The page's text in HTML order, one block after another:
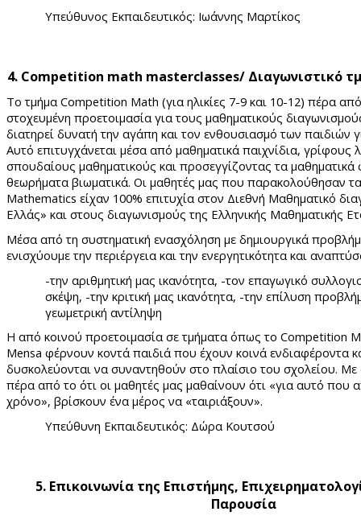
Υπεύθυνος Εκπαιδευτικός: Ιωάννης Μαρτίκος
4. Competition math masterclasses/ Διαγωνιστικό
Το τμήμα Competition Math (για ηλικίες 7-9 και 10-12) πέρα
στοχευμένη προετοιμασία για τους μαθηματικούς
διατηρεί δυνατή την αγάπη και τον ενθουσιασμό των παιδιών
Αυτό επιτυγχάνεται μέσα από μαθηματικά παιχνίδια, γρίφους
σπουδαίους μαθηματικούς και προσεγγίζοντας τα μαθηματικά
θεωρήματα βιωματικά. Οι μαθητές μας που παρακολούθησαν
Mathematics είχαν 100% επιτυχία στον Διεθνή Μαθηματικό
Ελλάς» και στους διαγωνισμούς της Ελληνικής Μαθηματικής
Μέσα από τη συστηματική ενασχόληση με δημιουργικά
ενισχύουμε την περιέργεια και την ενεργητικότητα και
-την αριθμητική μας ικανότητα, -τον επαγωγικό
σκέψη, -την κριτική μας ικανότητα, -την επίλυση
γεωμετρική αντίληψη
Η από κοινού προετοιμασία σε τμήματα όπως το Competition
Mensa φέρνουν κοντά παιδιά που έχουν κοινά ενδιαφέροντα
δυσκολεύονται να συναντηθούν στο πλαίσιο του σχολείου.
πέρα από το ότι οι μαθητές μας μαθαίνουν ότι «για αυτό
χρόνο», βρίσκουν ένα μέρος να «ταιριάξουν».
Υπεύθυνη Εκπαιδευτικός: Δώρα Κουτσού
5. Επικοινωνία της Επιστήμης,
Παρουσία